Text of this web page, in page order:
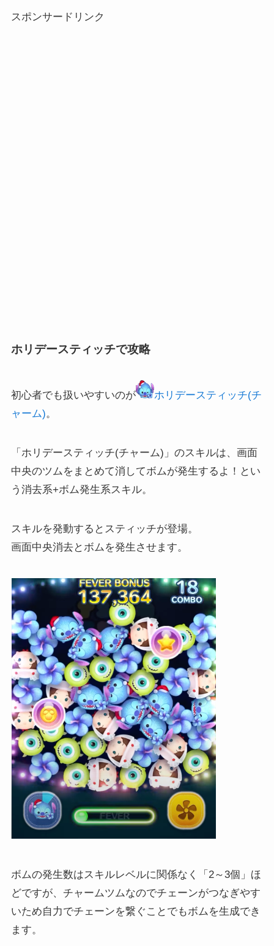
スポンサードリンク
ホリデースティッチで攻略
初心者でも扱いやすいのが
ホリデースティッチ(チ
ャーム)。
「ホリデースティッチ(チャーム)」のスキルは、画面
中央のツムをまとめて消してボムが発生するよ！とい
う消去系+ボム発生系スキル。
スキルを発動するとスティッチが登場。
画面中央消去とボムを発生させます。
ボムの発生数はスキルレベルに関係なく「2～3個」ほ
どですが、チャームツムなのでチェーンがつなぎやす
いため自力でチェーンを繋ぐことでもボムを生成でき
ます。